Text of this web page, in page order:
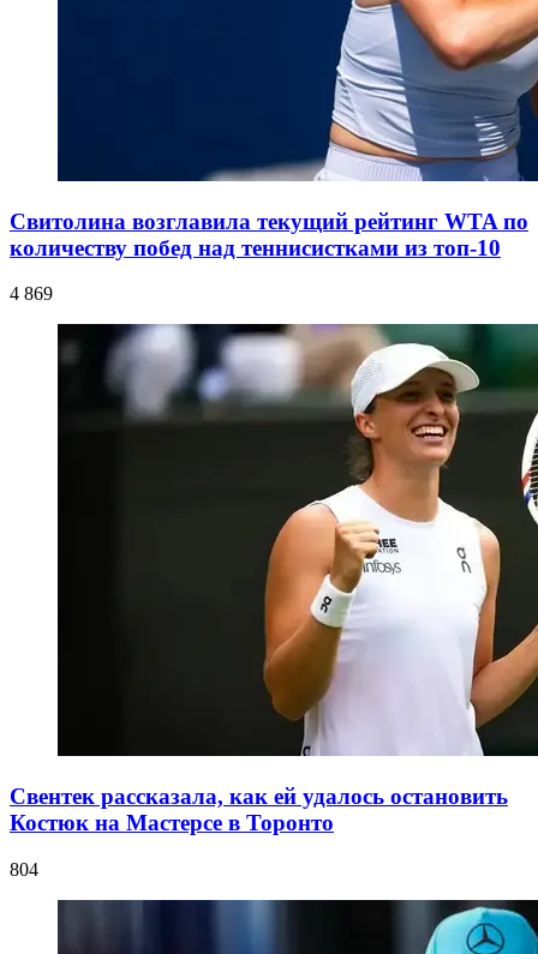
Свитолина возглавила текущий рейтинг WTA по
количеству побед над теннисистками из топ-10
4 869
Свентек рассказала, как ей удалось остановить
Костюк на Мастерсе в Торонто
804